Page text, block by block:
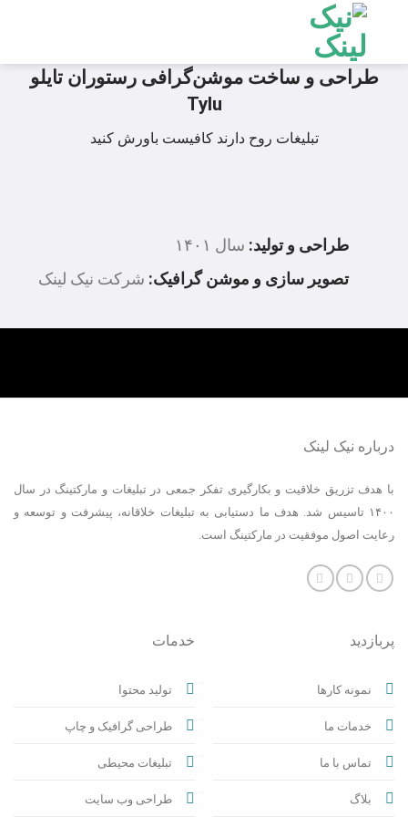
content
طراحی و ساخت موشن‌گرافی رستوران تایلو
Tylu
تبلیغات روح دارند کافیست باورش کنید
طراحی و تولید: سال ۱۴۰۱
تصویر سازی و موشن گرافیک: شرکت نیک لینک
درباره نیک لینک
با هدف تزریق خلاقیت و بکارگیری تفکر جمعی در تبلیغات و مارکتینگ در سال
۱۴۰۰ تاسیس شد. هدف ما دستیابی به تبلیغات خلاقانه، پیشرفت و توسعه و
رعایت اصول موفقیت در مارکتینگ است.
پربازدید
نمونه کارها
خدمات ما
تماس با ما
بلاگ
خدمات
تولید محتوا
طراحی گرافیک و چاپ
تبلیغات محیطی
طراحی وب سایت